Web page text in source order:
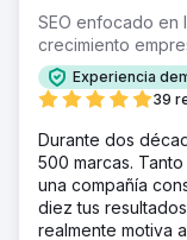
SEO enfocado en
crecimiento
Experiencia
39
Durante dos
500 marcas.
una compañía
diez tus
realmente motiva